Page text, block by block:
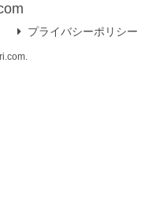
プライバシーポリシー